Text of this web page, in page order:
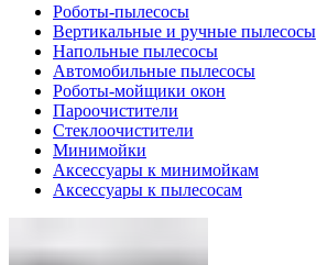
Роботы-пылесосы
Вертикальные и ручные пылесосы
Напольные пылесосы
Автомобильные пылесосы
Роботы-мойщики окон
Пароочистители
Стеклоочистители
Минимойки
Аксессуары к минимойкам
Аксессуары к пылесосам